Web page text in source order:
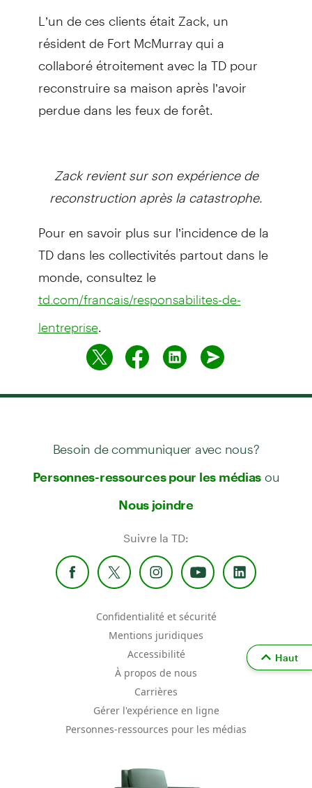
L’un de ces clients était Zack, un
résident de Fort McMurray qui a
collaboré étroitement avec la TD pour
reconstruire sa maison après l’avoir
perdue dans les feux de forêt.
Zack revient sur son expérience de
reconstruction après la catastrophe.
Pour en savoir plus sur l’incidence de la
TD dans les collectivités partout dans le
monde, consultez le
td.com/francais/responsabilites-de-
lentreprise.
Besoin de communiquer avec nous?
Personnes-ressources pour les médias ou
Nous joindre
Suivre la TD:
Confidentialité et sécurité
Mentions juridiques
Accessibilité
À propos de nous
Carrières
Gérer l'expérience en ligne
Personnes-ressources pour les médias
Haut